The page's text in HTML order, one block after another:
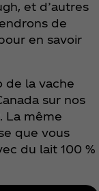
et d’autres
de
en savoir
de la vache
sur nos
La même
que vous
du lait 100 %